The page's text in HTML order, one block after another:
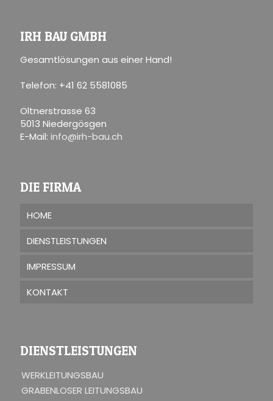
IRH BAU GMBH
Gesamtlösungen aus einer Hand!
Telefon: +41 62 5581085
Oltnerstrasse 63
5013 Niedergösgen
E-Mail: info@irh-bau.ch
DIE FIRMA
HOME
DIENSTLEISTUNGEN
IMPRESSUM
KONTAKT
DIENSTLEISTUNGEN
WERKLEITUNGSBAU
GRABENLOSER LEITUNGSBAU